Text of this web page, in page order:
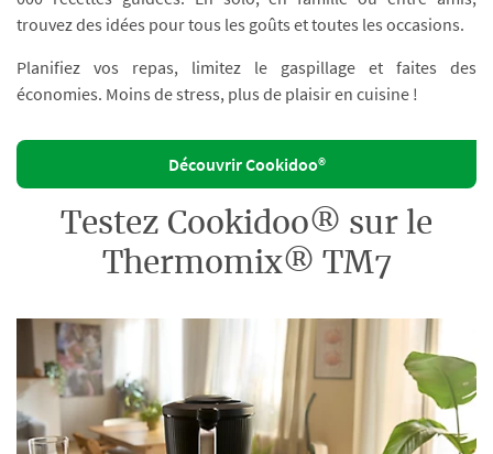
trouvez des idées pour tous les goûts et toutes les occasions.
Planifiez vos repas, limitez le gaspillage et faites des
économies. Moins de stress, plus de plaisir en cuisine !
Découvrir Cookidoo®
Testez Cookidoo® sur le
Thermomix® TM7